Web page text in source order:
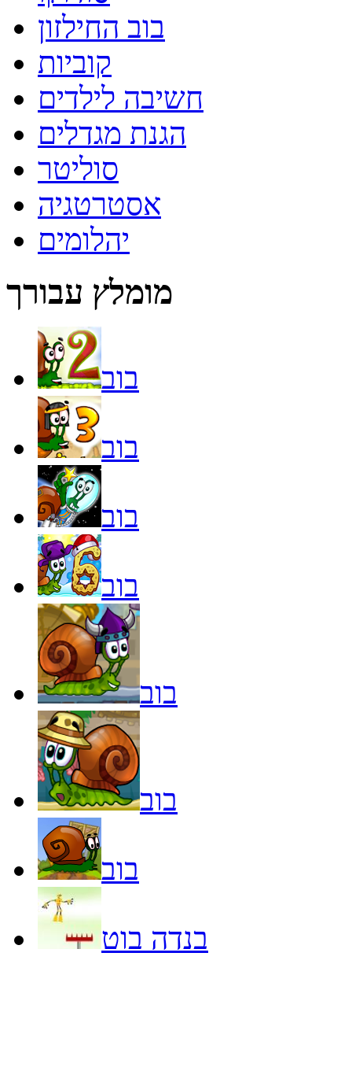
בוב החילזון
קוביות
חשיבה לילדים
הגנת מגדלים
סוליטר
אסטרטגיה
יהלומים
מומלץ עבורך
בוב
בוב
בוב
בוב
בוב
בוב
בוב
בנדה בוט